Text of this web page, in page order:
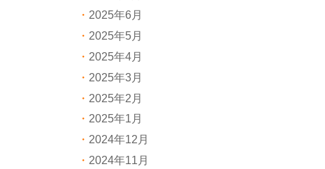
2025年6月
2025年5月
2025年4月
2025年3月
2025年2月
2025年1月
2024年12月
2024年11月